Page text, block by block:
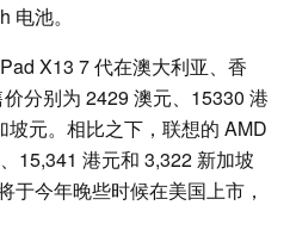
电池。
X13 7 代在澳大利亚、香
分别为 2429 澳元、15330 港
元。相比之下，联想的 AMD
15,341 港元和 3,322 新加坡
于今年晚些时候在美国上市，